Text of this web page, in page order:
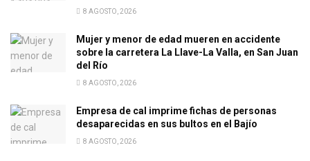
8 AGOSTO, 2026
Mujer y menor de edad mueren en accidente
sobre la carretera La Llave-La Valla, en San Juan
del Río
8 AGOSTO, 2026
Empresa de cal imprime fichas de personas
desaparecidas en sus bultos en el Bajío
8 AGOSTO, 2026